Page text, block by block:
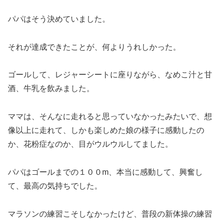
パパはそう決めていました。
それが達成できたことが、何よりうれしかった。
ゴールして、レジャーシートに座りながら、なめこ汁と甘
酒、牛乳を飲みました。
ママは、そんなに走れると思っていなかったみたいで、想
像以上に走れて、しかも楽しめた娘の様子に感動したの
か、花粉症なのか、目がウルウルしてました。
パパはゴールまでの１００m、本当に感動して、興奮し
て、最高の気持ちでした。
マラソンの練習こそしなかったけど、普段の新体操の練習